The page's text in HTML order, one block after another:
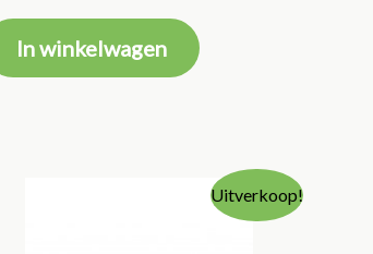
€49.76.€39.81.
In winkelwagen
Uitverkoop!